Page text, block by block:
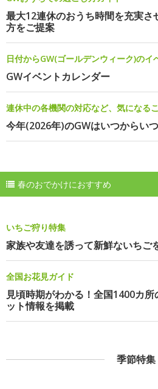
最大12連休のおうち時間を充実さ
方をご提案
日付からGW(ゴールデンウィーク)のイ
GWイベントカレンダー
連休中の各機関の対応など、気になる
今年(2026年)のGWはいつからい
春のおでかけにおすすめ
いちご狩り特集
家族や友達を誘って新鮮ないちご
全国お花見ガイド
見頃時期がわかる！全国1400カ
ット情報を掲載
季節特集